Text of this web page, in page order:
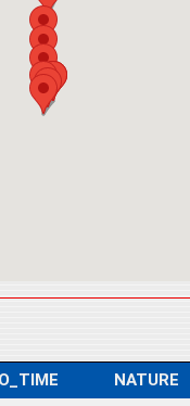
NATURE